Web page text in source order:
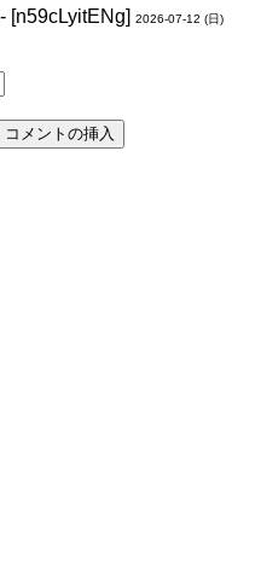
[n59cLyitENg] 2026-07-12 (日)